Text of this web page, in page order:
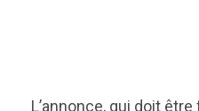
L’annonce, qui doit